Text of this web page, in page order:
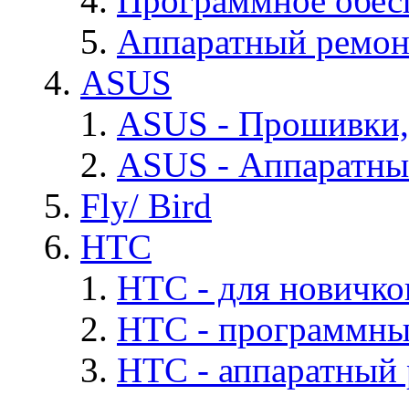
Аппаратный
ASUS
ASUS -
ASUS -
Fly/ Bird
HTC
HTC - для
HTC -
HTC - аппаратный